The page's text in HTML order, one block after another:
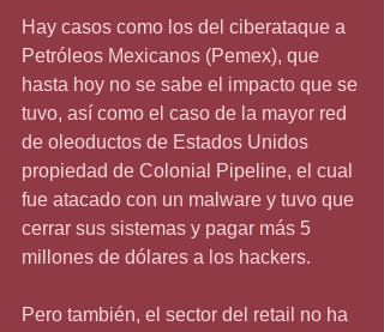
Hay casos como los del ciberataque a
Petróleos Mexicanos (Pemex), que
hasta hoy no se sabe el impacto que se
tuvo, así como el caso de la mayor red
de oleoductos de Estados Unidos
propiedad de Colonial Pipeline, el cual
fue atacado con un malware y tuvo que
cerrar sus sistemas y pagar más 5
millones de dólares a los hackers.
Pero también, el sector del retail no ha